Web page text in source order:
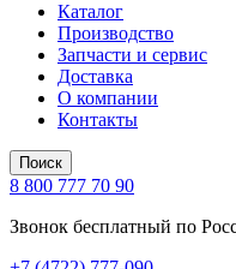
Каталог
Производство
Запчасти и сервис
Доставка
О компании
Контакты
Поиск
8 800 777 70 90
Звонок бесплатный по